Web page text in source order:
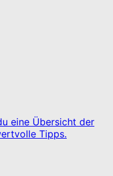
eine Übersicht der
Tipps.